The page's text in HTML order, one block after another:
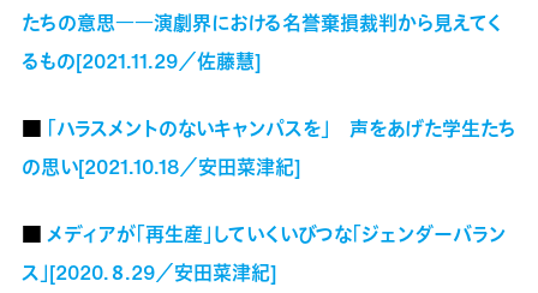
たちの意思――演劇界における名誉棄損裁判から見えてく
るもの[2021.11.29／佐藤慧]
■ 「ハラスメントのないキャンパスを」 声をあげた学生たち
の思い[2021.10.18／安田菜津紀]
■ メディアが「再生産」していくいびつな「ジェンダーバラン
ス」[2020.８.29／安田菜津紀]